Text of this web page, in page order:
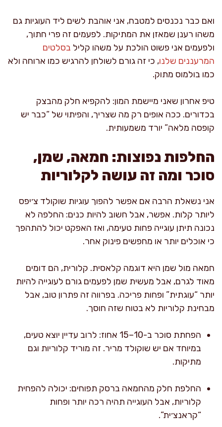
ואם כבר נכנסים למטבח, אני אוהבת לשים ליד העוגיות גם
משהו רענן שמאזן את המתיקות. לפעמים זה פרי חתוך,
ולפעמים אני פשוט הולכת על משהו קליל בסלטים
המרעננים שלנו, כי זה גורם לשולחן להרגיש כמו ארוחה ולא
כמו בולמוס מתוק.
טיפ אחרון שאני מיישמת המון: להקפיא חלק מהבצק
בכדורים. ככה אופים רק מה שצריך, והפיתוי של “כבר יש
קופסה מלאה” יורד משמעותית.
החלפות נפוצות: חמאה, שמן,
סוכר ומה זה עושה לקלוריות
אני נשאלת הרבה אם אפשר להפוך עוגיות שוקולד צ׳יפס
ליותר קלות. אפשר, אבל חשוב להיות כנים: החלפה לא
נכונה תיתן עוגייה פחות טעימה, ואז האפקט יכול להתהפך
כי אוכלים יותר או מחפשים פינוק אחר.
חמאה מול שמן היא דוגמה קלאסית. קלורית, הם דומים
מאוד לגרם, אבל מעשית שמן לפעמים גורם לעוגייה להיות
יותר “עוגתית” ופחות פריכה. בפרווה זה פתרון טוב, אבל
מבחינת קלוריות לא בטוח שזה חוסך.
הפחתת סוכר ב-10–15 אחוז: לרוב עדיין יוצא טעים,
במיוחד אם יש שוקולד מריר. זה מוריד קלוריות וגם
מתיקות.
החלפת חלק מהחמאה ברסק תפוחים: יכולה להפחית
קלוריות, אבל העוגייה תהיה רכה יותר ופחות
“קראנצ׳ית”.